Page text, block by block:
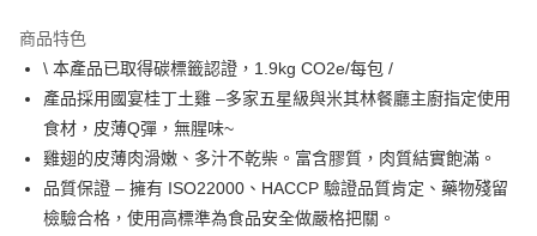
Google Pay
AFTEE先享後付
相關說明
【關於「AFTEE先享後付」】
AFTEE先享後付是「在收到商品之後才付款」的支付方式。 讓您購物簡單
便利好安心！
１．簡單：不需註冊會員、不需綁卡、不需儲值。
ATM付款
商品特色
\ 本產品已取得碳標籤認證，1.9kg CO2e/每包 /
產品採用國宴桂丁土雞 –多家五星級與米其林餐廳主廚指定使用
食材，皮薄Q彈，無腥味~
雞翅的皮薄肉滑嫩、多汁不乾柴。富含膠質，肉質結實飽滿。
品質保證 – 擁有 ISO22000、HACCP 驗證品質肯定、藥物殘留
檢驗合格，使用高標準為食品安全做嚴格把關。